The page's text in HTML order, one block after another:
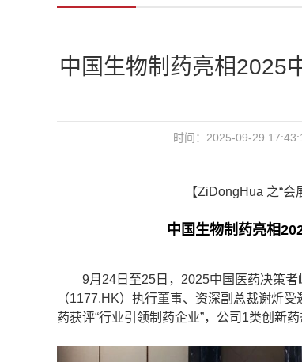
中国生物制药亮相2025
时间：2025-09-29
【ZiDongHua 之“会展
中国生物制药亮相
9月24日至25日，2025中国医药决策者
（1177.HK）执行董事、资深副总裁谢炘
药获评“行业引领制药企业”，公司1类创新